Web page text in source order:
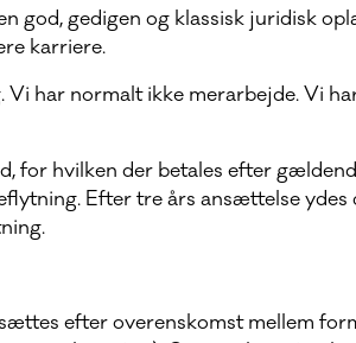
god, gedigen og klassisk juridisk
karriere.
har normalt ikke merarbejde. Vi
for hvilken der betales efter
Efter tre års ansættelse ydes
efter overenskomst mellem